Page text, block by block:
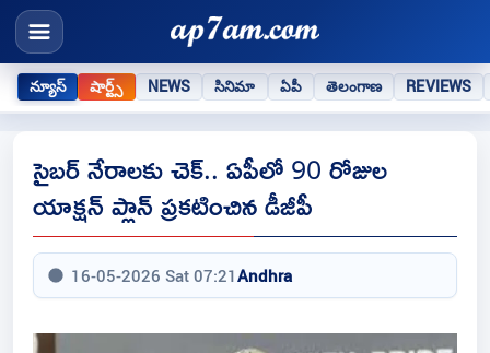
న్యూస్ షార్ట్స్ NEWS సినిమా ఏపీ తెలంగాణ REVIEWS
సైబర్ నేరాలకు చెక్.. ఏపీలో 90 రోజుల
యాక్షన్ ప్లాన్ ప్రకటించిన డీజీపీ
16-05-2026 Sat 07:21Andhra